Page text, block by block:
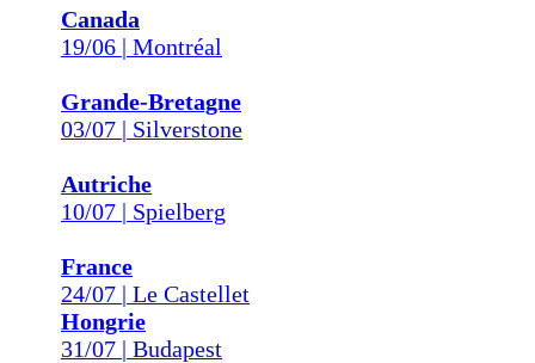
Canada
19/06 | Montréal
Grande-Bretagne
03/07 | Silverstone
Autriche
10/07 | Spielberg
France
24/07 | Le Castellet
Hongrie
31/07 | Budapest